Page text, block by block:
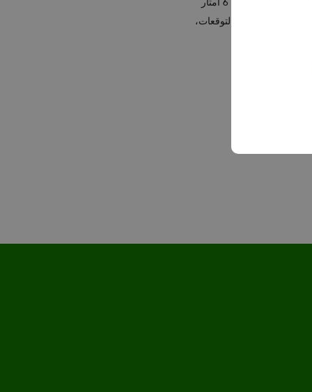
†يتطلب إقران مستشعر Dexcom G7 الجديد مع ساعة Apple وجود هاتف ذكي متوافق. يجب أن يكون هاتف المستخدمين الذين يعتمدون على Dexcom G7 دائمًا على بُعد 6 أمتار
إذا لم تتطابق قراءات نظام Dexcom G7 مع الأعراض أو التوقعات،